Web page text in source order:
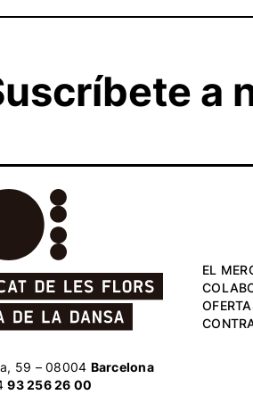
a
EL
59 – 08004 Barcelona
93 256 26 00